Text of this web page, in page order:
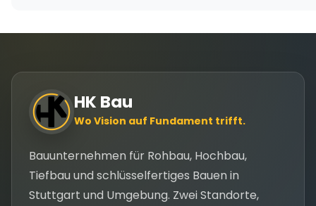
HK Bau
Wo Vision auf Fundament trifft.
Bauunternehmen für Rohbau, Hochbau,
Tiefbau und schlüsselfertiges Bauen in
Stuttgart und Umgebung. Zwei Standorte,